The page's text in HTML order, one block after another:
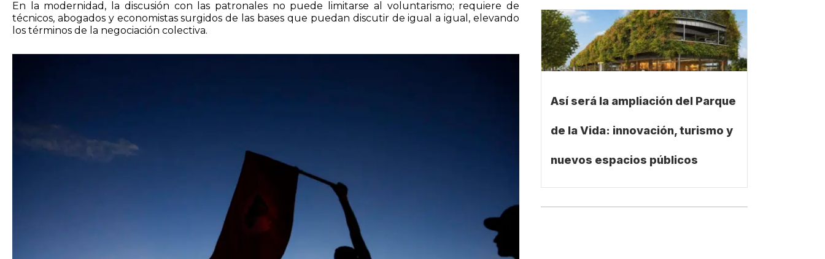
En la modernidad, la discusión con las patronales no puede limitarse al voluntarismo; requiere de
técnicos, abogados y economistas surgidos de las bases que puedan discutir de igual a igual, elevando
los términos de la negociación colectiva.
Así será la ampliación del Parque
de la Vida: innovación, turismo y
nuevos espacios públicos